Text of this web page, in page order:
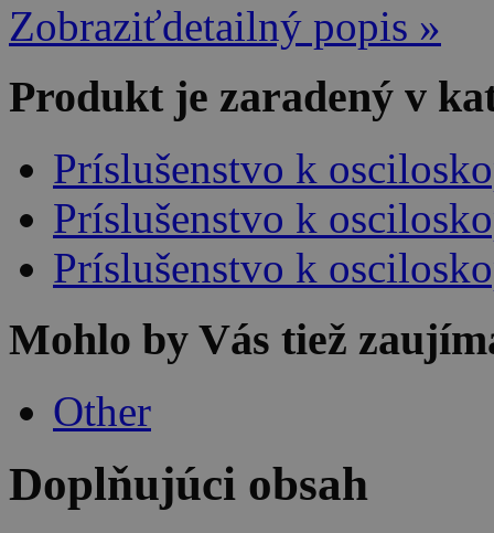
Zobraziťdetailný popis »
Produkt je zaradený v
Príslušenstvo k
Príslušenstvo k
Príslušenstvo k
Mohlo by Vás tiež
Other
Doplňujúci obsah